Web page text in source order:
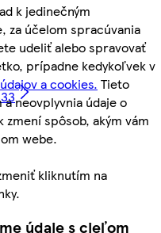
k jedinečným
za účelom spracúvania
udeliť alebo spravovať
prípadne kedykoľvek v
a cookies. Tieto
neovplyvnia údaje o
spôsob, akým vám
webe.
kliknutím na
údaje s cieľom